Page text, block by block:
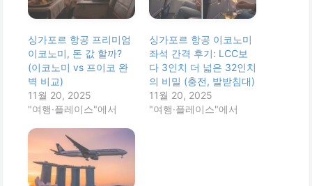
싱가포르 항공 프리미엄
이코노미, 돈 값 할까?
(이코노미 vs 프이코 완
벽 비교)
11월 20, 2025
"여행·플레이스"에서
싱가포르 항공 이코노미
좌석 간격 후기: LCC보
다 3인치 더 넓은 32인치
의 비밀 (충전, 발받침대)
11월 20, 2025
"여행·플레이스"에서